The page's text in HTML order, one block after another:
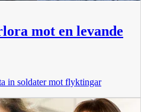
mot en levande
in soldater mot flyktingar